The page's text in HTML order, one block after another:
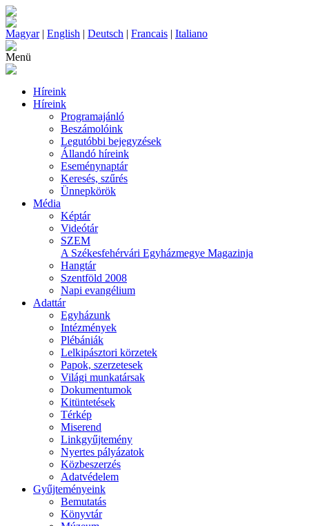
Magyar| English | Deutsch | Francais | Italiano
Menü
Híreink
Híreink
Programajánló
Beszámolóink
Legutóbbi bejegyzések
Állandó híreink
Eseménynaptár
Keresés, szűrés
Ünnepkörök
Média
Képtár
Videótár
SZEM
A Székesfehérvári Egyházmegye Magazinja
Hangtár
Szentföld 2008
Napi evangélium
Adattár
Egyházunk
Intézmények
Plébániák
Lelkipásztori körzetek
Papok, szerzetesek
Világi munkatársak
Dokumentumok
Kitüntetések
Térkép
Miserend
Linkgyűjtemény
Nyertes pályázatok
Közbeszerzés
Adatvédelem
Gyűjteményeink
Bemutatás
Könyvtár